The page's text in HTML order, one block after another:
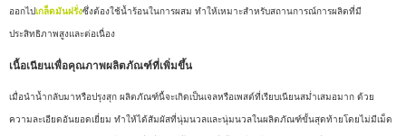
ออกไป เกล็ดมันฝรั่งซึ่งต้องใช้น้ำร้อนในการผสม ทำให้เหมาะสำหรับสถานการณ์การผลิตที่มี
ประสิทธิภาพสูงและต่อเนื่อง
เนื้อเนียนเพื่อคุณภาพผลิตภัณฑ์ที่เพิ่มขึ้น
เมื่อนำน้ำกลับมาหรือปรุงสุก ผลิตภัณฑ์นี้จะเกิดเป็นเจลหรือเพสต์ที่เรียบเนียนสม่ำเสมอมาก ด้วย
ความละเอียดอันยอดเยี่ยม ทำให้ได้สัมผัสที่นุ่มนวลและนุ่มนวลในผลิตภัณฑ์ขั้นสุดท้ายโดยไม่มีเม็ด